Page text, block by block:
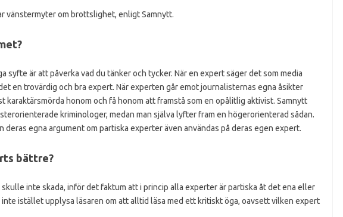
vänstermyter om brottslighet, enligt Samnytt.
syfte är att påverka vad du tänker och tycker. När en expert säger det som media
en trovärdig och bra expert. När experten går emot journalisternas egna åsikter
karaktärsmörda honom och få honom att framstå som en opålitlig aktivist. Samnytt
kriminologer, medan man själva lyfter fram en högerorienterad sådan.
deras egna argument om partiska experter även användas på deras egen expert.
bättre?
inte skada, inför det faktum att i princip alla experter är partiska åt det ena eller
istället upplysa läsaren om att alltid läsa med ett kritiskt öga, oavsett vilken expert